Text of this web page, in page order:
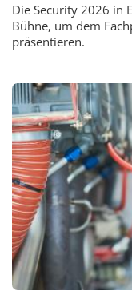
Die Security 2026 in
Bühne, um dem
präsentieren.